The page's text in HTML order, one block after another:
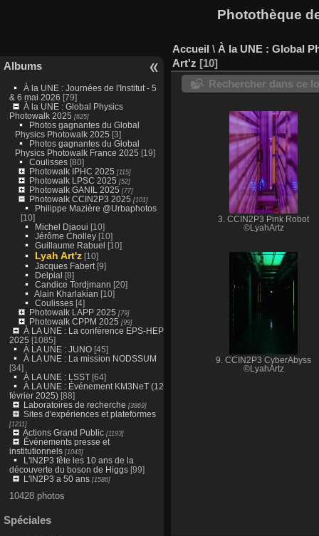
Photothèque
Albums
À la UNE : Journées de l'Institut - 5
& 6 mai 2026 [79]
À la UNE : Global Physics
Photowalk 2025 [625]
Photos gagnantes du Global
Physics Photowalk 2025 [3]
Photos gagnantes du Global
Physics Photowalk France 2025 [19]
Coulisses[80]
Photowalk IPHC 2025 [115]
Photowalk LPSC 2025 [52]
Photowalk GANIL 2025 [77]
Photowalk CCIN2P3 2025 [101]
Philippe Mazière @Urbaphotos
[10]
Michel Djaoui [10]
Jérôme Cholley[10]
Guillaume Rabuel [10]
Lyah Art'z[10]
Jacques Fabert[9]
Delpial [8]
Candice Tordjmann [20]
Alain Kharlakian [10]
Coulisses[4]
Photowalk LAPP 2025 [79]
Photowalk CPPM 2025 [99]
À LA UNE : La conférence EPS-HEP
2025 [1085]
À LA UNE : JUNO [45]
À LA UNE : La mission NODSSUM
[34]
À LA UNE : LSST[64]
À LA UNE : Événement KM3NeT (12
février 2025)[88]
Laboratoires de recherche [3869]
Sites d'expériences et plateformes
[1211]
Actions Grand Public[1193]
Événements presse et
institutionnels[1043]
L'IN2P3 fête les 10 ans de la
découverte du boson de Higgs[99]
L'IN2P3 a 50 ans[1586]
10428 photos
Spéciales
Accueil \ À la UNE : Global
Art'z
10
Rechercher dans ce
3. CCIN2P3 Pink Robot
©LyahArtz
9. CCIN2P3 CyberAbyss
©LyahArtz